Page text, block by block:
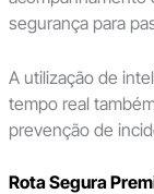
segurança para
A utilização de
tempo real
prevenção de
Rota Segura